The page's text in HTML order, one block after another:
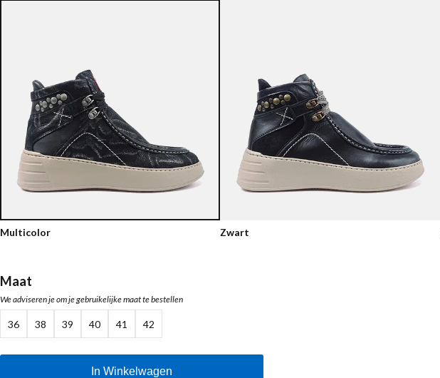
Multicolor Zwart
Maat
We adviseren je om je gebruikelijke maat te bestellen
36 38 39 40 41 42
In Winkelwagen